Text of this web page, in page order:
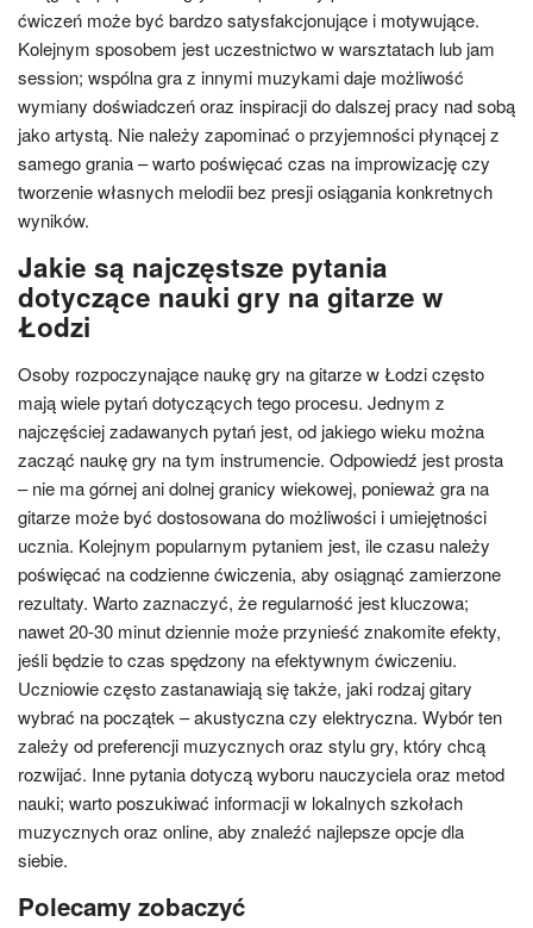
ćwiczeń może być bardzo satysfakcjonujące i motywujące.
Kolejnym sposobem jest uczestnictwo w warsztatach lub jam
session; wspólna gra z innymi muzykami daje możliwość
wymiany doświadczeń oraz inspiracji do dalszej pracy nad sobą
jako artystą. Nie należy zapominać o przyjemności płynącej z
samego grania – warto poświęcać czas na improwizację czy
tworzenie własnych melodii bez presji osiągania konkretnych
wyników.
Jakie są najczęstsze pytania
dotyczące nauki gry na gitarze w
Łodzi
Osoby rozpoczynające naukę gry na gitarze w Łodzi często
mają wiele pytań dotyczących tego procesu. Jednym z
najczęściej zadawanych pytań jest, od jakiego wieku można
zacząć naukę gry na tym instrumencie. Odpowiedź jest prosta
– nie ma górnej ani dolnej granicy wiekowej, ponieważ gra na
gitarze może być dostosowana do możliwości i umiejętności
ucznia. Kolejnym popularnym pytaniem jest, ile czasu należy
poświęcać na codzienne ćwiczenia, aby osiągnąć zamierzone
rezultaty. Warto zaznaczyć, że regularność jest kluczowa;
nawet 20-30 minut dziennie może przynieść znakomite efekty,
jeśli będzie to czas spędzony na efektywnym ćwiczeniu.
Uczniowie często zastanawiają się także, jaki rodzaj gitary
wybrać na początek – akustyczna czy elektryczna. Wybór ten
zależy od preferencji muzycznych oraz stylu gry, który chcą
rozwijać. Inne pytania dotyczą wyboru nauczyciela oraz metod
nauki; warto poszukiwać informacji w lokalnych szkołach
muzycznych oraz online, aby znaleźć najlepsze opcje dla
siebie.
Polecamy zobaczyć